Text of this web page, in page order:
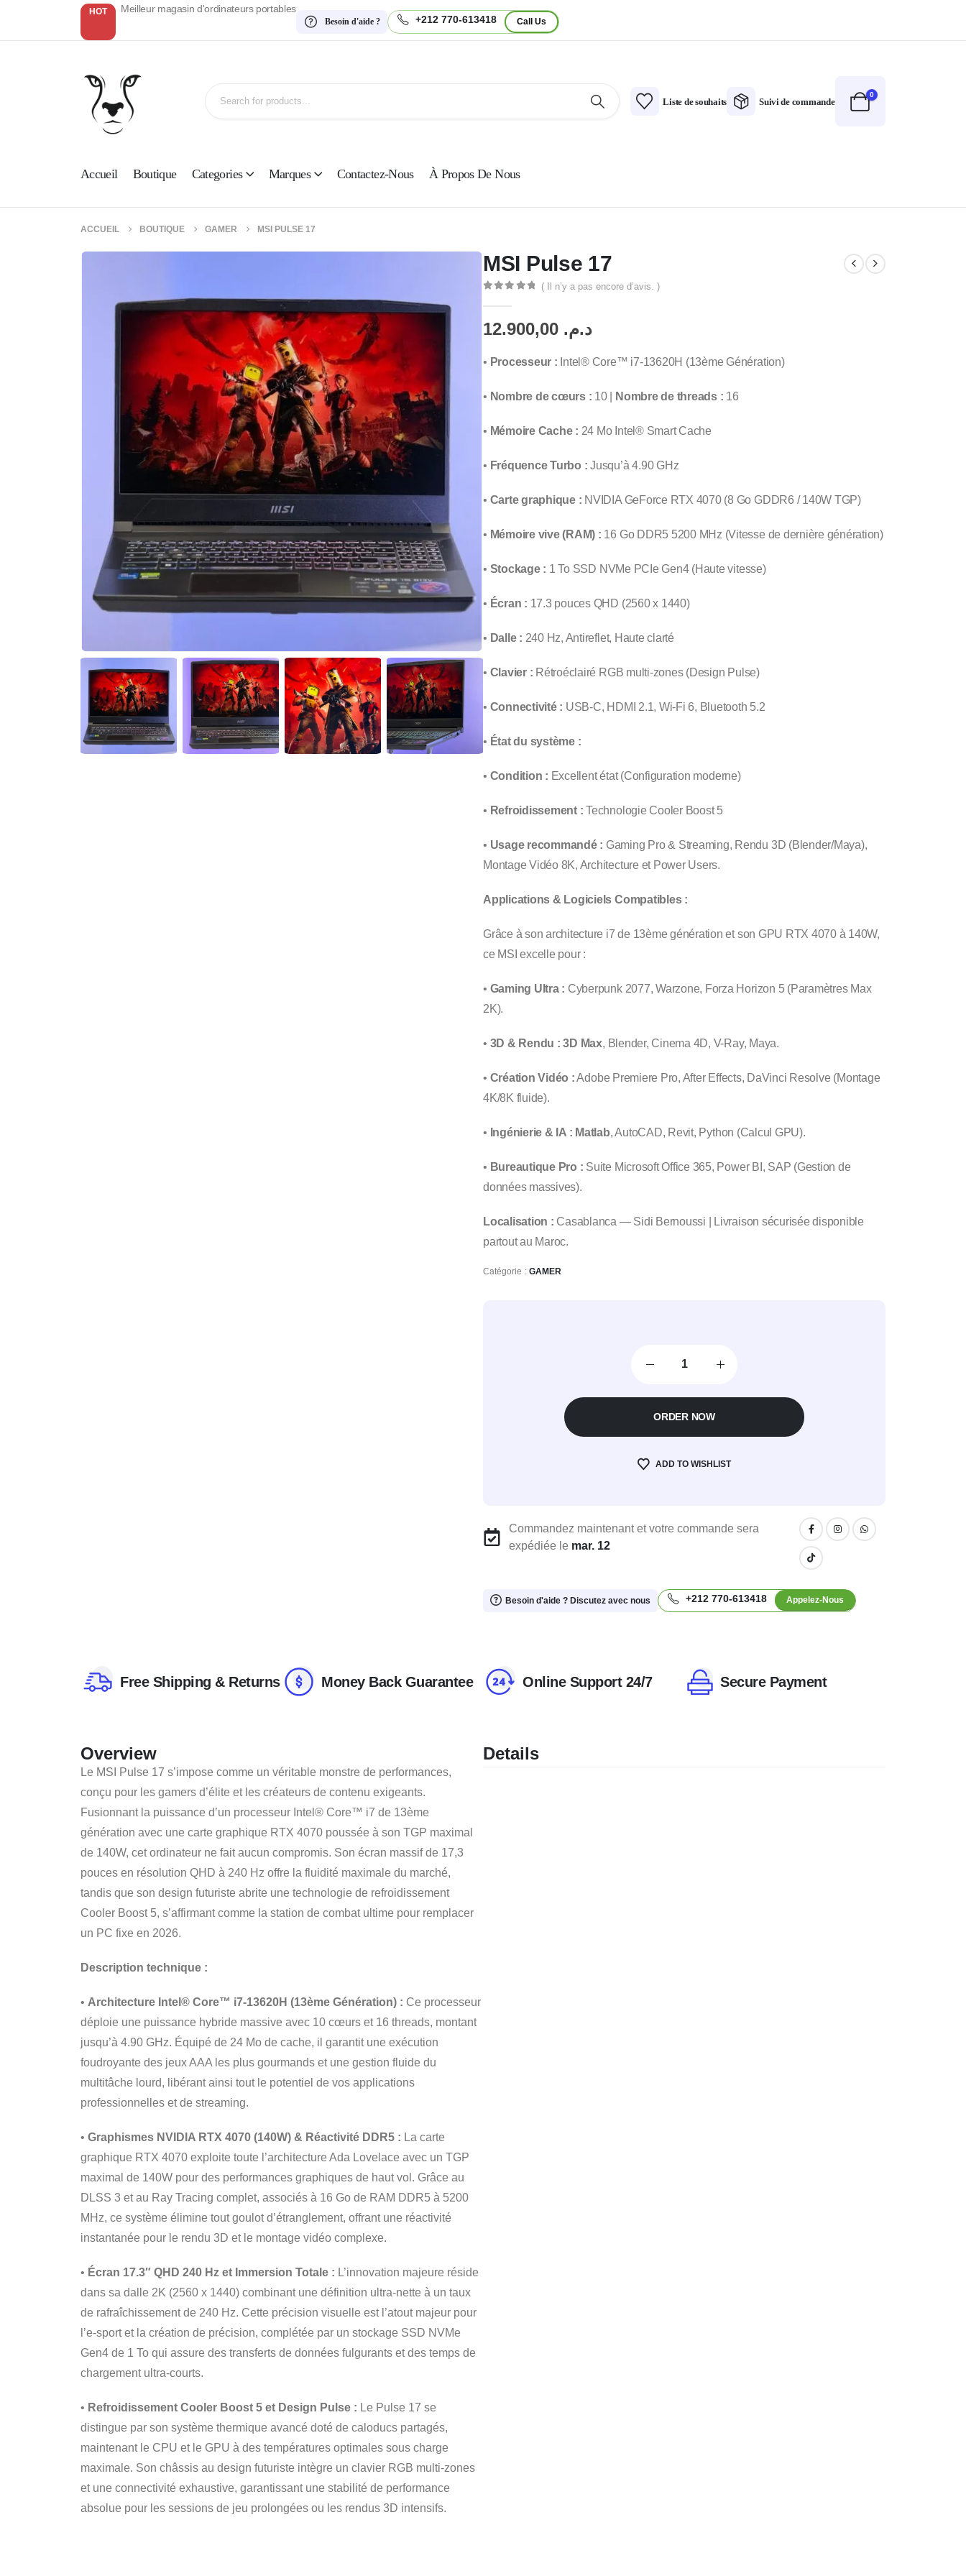
HOT Meilleur magasin d'ordinateurs portables
Besoin d'aide ? +212 770-613418 Call Us
Liste de souhaits Suivi de commande
0
Accueil Boutique Categories Marques Contactez-Nous À Propos De Nous
ACCUEIL BOUTIQUE GAMER MSI PULSE 17
MSI Pulse 17
( Il n’y a pas encore d’avis. )
د.م.
• Processeur : Intel® Core™ i7-13620H (13ème Génération)
• Nombre de cœurs : 10 | Nombre de threads : 16
• Mémoire Cache : 24 Mo Intel® Smart Cache
• Fréquence Turbo : Jusqu’à 4.90 GHz
• Carte graphique : NVIDIA GeForce RTX 4070 (8 Go GDDR6 / 140W TGP)
• Mémoire vive (RAM) : 16 Go DDR5 5200 MHz (Vitesse de dernière génération)
• Stockage : 1 To SSD NVMe PCIe Gen4 (Haute vitesse)
• Écran : 17.3 pouces QHD (2560 x 1440)
• Dalle : 240 Hz, Antireflet, Haute clarté
• Clavier : Rétroéclairé RGB multi-zones (Design Pulse)
• Connectivité : USB-C, HDMI 2.1, Wi-Fi 6, Bluetooth 5.2
• État du système :
• Condition : Excellent état (Configuration moderne)
• Refroidissement : Technologie Cooler Boost 5
• Usage recommandé : Gaming Pro & Streaming, Rendu 3D (Blender/Maya),
Montage Vidéo 8K, Architecture et Power Users.
Applications & Logiciels Compatibles :
Grâce à son architecture i7 de 13ème génération et son GPU RTX 4070 à 140W,
ce MSI excelle pour :
• Gaming Ultra : Cyberpunk 2077, Warzone, Forza Horizon 5 (Paramètres Max
2K).
• 3D & Rendu : 3D Max, Blender, Cinema 4D, V-Ray, Maya.
• Création Vidéo :Adobe Premiere Pro, After Effects, DaVinci Resolve (Montage
4K/8K fluide).
• Ingénierie & IA : Matlab, AutoCAD, Revit, Python (Calcul GPU).
• Bureautique Pro : Suite Microsoft Office 365, Power BI, SAP (Gestion de
données massives).
Localisation : Casablanca — Sidi Bernoussi | Livraison sécurisée disponible
partout au Maroc.
Catégorie : GAMER
ORDER NOW
ADD TO WISHLIST
Commandez maintenant et votre commande sera
expédiée le mar. 12
Besoin d'aide ? Discutez avec nous +212 770-613418 Appelez-Nous
Free Shipping & Returns Money Back Guarantee Online Support 24/7 Secure Payment
Overview
Le MSI Pulse 17 s’impose comme un véritable monstre de performances,
conçu pour les gamers d’élite et les créateurs de contenu exigeants.
Fusionnant la puissance d’un processeur Intel® Core™ i7 de 13ème
génération avec une carte graphique RTX 4070 poussée à son TGP maximal
de 140W, cet ordinateur ne fait aucun compromis. Son écran massif de 17,3
pouces en résolution QHD à 240 Hz offre la fluidité maximale du marché,
tandis que son design futuriste abrite une technologie de refroidissement
Cooler Boost 5, s’affirmant comme la station de combat ultime pour remplacer
un PC fixe en 2026.
Description technique :
• Architecture Intel® Core™ i7-13620H (13ème Génération) : Ce processeur
déploie une puissance hybride massive avec 10 cœurs et 16 threads, montant
jusqu’à 4.90 GHz. Équipé de 24 Mo de cache, il garantit une exécution
foudroyante des jeux AAA les plus gourmands et une gestion fluide du
multitâche lourd, libérant ainsi tout le potentiel de vos applications
professionnelles et de streaming.
• Graphismes NVIDIA RTX 4070 (140W) & Réactivité DDR5 : La carte
graphique RTX 4070 exploite toute l’architecture Ada Lovelace avec un TGP
maximal de 140W pour des performances graphiques de haut vol. Grâce au
DLSS 3 et au Ray Tracing complet, associés à 16 Go de RAM DDR5 à 5200
MHz, ce système élimine tout goulot d’étranglement, offrant une réactivité
instantanée pour le rendu 3D et le montage vidéo complexe.
• Écran 17.3″ QHD 240 Hz et Immersion Totale : L’innovation majeure réside
dans sa dalle 2K (2560 x 1440) combinant une définition ultra-nette à un taux
de rafraîchissement de 240 Hz. Cette précision visuelle est l’atout majeur pour
l’e-sport et la création de précision, complétée par un stockage SSD NVMe
Gen4 de 1 To qui assure des transferts de données fulgurants et des temps de
chargement ultra-courts.
• Refroidissement Cooler Boost 5 et Design Pulse : Le Pulse 17 se
distingue par son système thermique avancé doté de caloducs partagés,
maintenant le CPU et le GPU à des températures optimales sous charge
maximale. Son châssis au design futuriste intègre un clavier RGB multi-zones
et une connectivité exhaustive, garantissant une stabilité de performance
absolue pour les sessions de jeu prolongées ou les rendus 3D intensifs.
Details